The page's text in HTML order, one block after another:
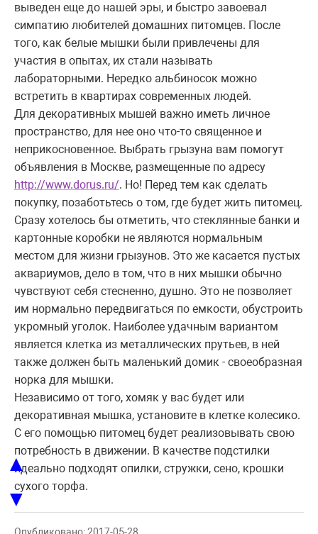
выведен еще до нашей эры, и быстро завоевал
симпатию любителей домашних питомцев. После
того, как белые мышки были привлечены для
участия в опытах, их стали называть
лабораторными. Нередко альбиносок можно
встретить в квартирах современных людей.
Для декоративных мышей важно иметь личное
пространство, для нее оно что-то священное и
неприкосновенное. Выбрать грызуна вам помогут
объявления в Москве, размещенные по адресу
http://www.dorus.ru/. Но! Перед тем как сделать
покупку, позаботьтесь о том, где будет жить питомец.
Сразу хотелось бы отметить, что стеклянные банки и
картонные коробки не являются нормальным
местом для жизни грызунов. Это же касается пустых
аквариумов, дело в том, что в них мышки обычно
чувствуют себя стесненно, душно. Это не позволяет
им нормально передвигаться по емкости, обустроить
укромный уголок. Наиболее удачным вариантом
является клетка из металлических прутьев, в ней
также должен быть маленький домик - своеобразная
норка для мышки.
Независимо от того, хомяк у вас будет или
декоративная мышка, установите в клетке колесико.
С его помощью питомец будет реализовывать свою
потребность в движении. В качестве подстилки
идеально подходят опилки, стружки, сено, крошки
сухого торфа.
▲
▼